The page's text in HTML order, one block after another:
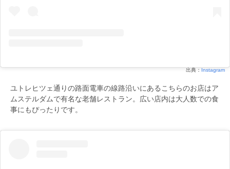
出典： Instagram
ユトレヒツェ通りの路面電車の線路沿いにあるこちらのお店はア
ムステルダムで有名な老舗レストラン。広い店内は大人数での食
事にもぴったりです。